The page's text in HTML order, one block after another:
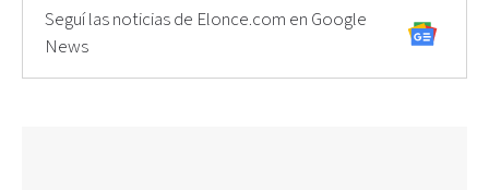
Seguí las noticias de Elonce.com en Google
News